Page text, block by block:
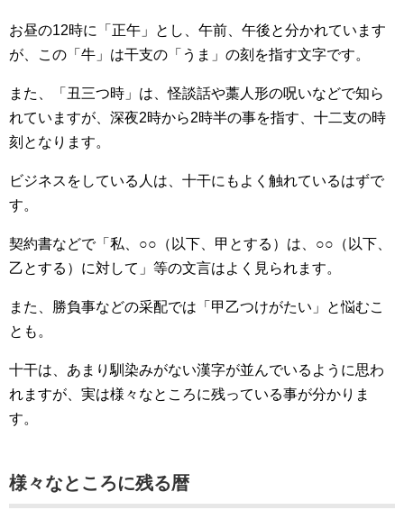
お昼の12時に「正午」とし、午前、午後と分かれています
が、この「牛」は干支の「うま」の刻を指す文字です。
また、「丑三つ時」は、怪談話や藁人形の呪いなどで知ら
れていますが、深夜2時から2時半の事を指す、十二支の時
刻となります。
ビジネスをしている人は、十干にもよく触れているはずで
す。
契約書などで「私、○○（以下、甲とする）は、○○（以下、
乙とする）に対して」等の文言はよく見られます。
また、勝負事などの采配では「甲乙つけがたい」と悩むこ
とも。
十干は、あまり馴染みがない漢字が並んでいるように思わ
れますが、実は様々なところに残っている事が分かりま
す。
様々なところに残る暦